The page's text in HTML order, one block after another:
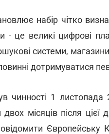
набір чітко
- це великі цифрові
системи,
дотримуватися
чинності 1
місяців після